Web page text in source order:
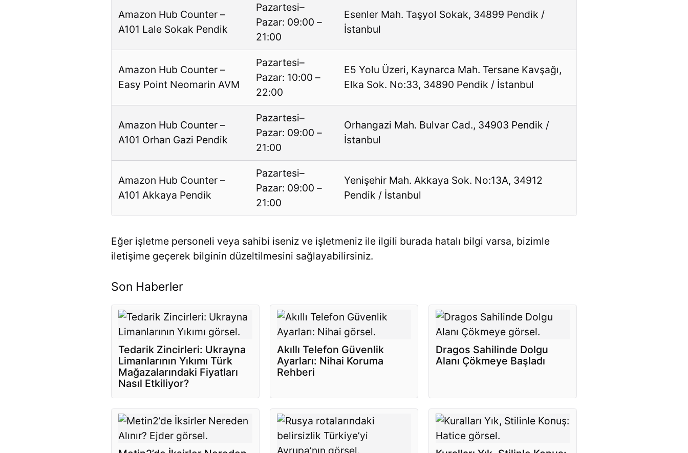
Amazon Hub Counter –
A101 Lale Sokak Pendik
Pazartesi–
Pazar: 09:00 –
21:00
Esenler Mah. Taşyol Sokak, 34899 Pendik /
İstanbul
Amazon Hub Counter –
Easy Point Neomarin AVM
Pazartesi–
Pazar: 10:00 –
22:00
E5 Yolu Üzeri, Kaynarca Mah. Tersane Kavşağı,
Elka Sok. No:33, 34890 Pendik / İstanbul
Amazon Hub Counter –
A101 Orhan Gazi Pendik
Pazartesi–
Pazar: 09:00 –
21:00
Orhangazi Mah. Bulvar Cad., 34903 Pendik /
İstanbul
Amazon Hub Counter –
A101 Akkaya Pendik
Pazartesi–
Pazar: 09:00 –
21:00
Yenişehir Mah. Akkaya Sok. No:13A, 34912
Pendik / İstanbul
Eğer işletme personeli veya sahibi iseniz ve işletmeniz ile ilgili burada hatalı bilgi varsa, bizimle
iletişime geçerek bilginin düzeltilmesini sağlayabilirsiniz.
Son Haberler
Tedarik Zincirleri: Ukrayna
Limanlarının Yıkımı Türk
Mağazalarındaki Fiyatları
Nasıl Etkiliyor?
Akıllı Telefon Güvenlik
Ayarları: Nihai Koruma
Rehberi
Dragos Sahilinde Dolgu
Alanı Çökmeye Başladı